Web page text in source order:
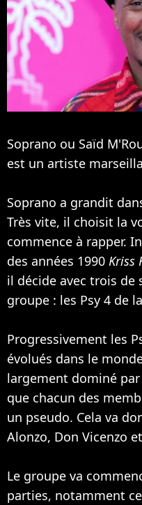
Soprano ou Saïd
est un artiste
Soprano a grandit
Très vite, il choisit la
commence à rapper.
des années 1990 Kriss
il décide avec trois de
groupe : les Psy 4 de
Progressivement les
évolués dans le
largement dominé par
que chacun des
un pseudo. Cela va
Alonzo, Don Vicenzo
Le groupe va
parties, notamment